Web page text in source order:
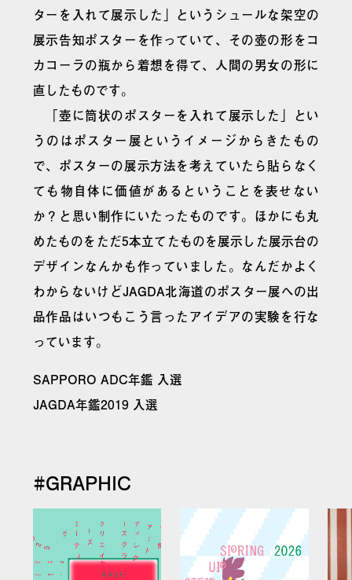
ターを入れて展示した」というシュールな架空の
展示告知ポスターを作っていて、その壺の形をコ
カコーラの瓶から着想を得て、人間の男女の形に
直したものです。
「壺に筒状のポスターを入れて展示した」とい
うのはポスター展というイメージからきたもの
で、ポスターの展示方法を考えていたら貼らなく
ても物自体に価値があるということを表せない
か？と思い制作にいたったものです。ほかにも丸
めたものをただ5本立てたものを展示した展示台の
デザインなんかも作っていました。なんだかよく
わからないけどJAGDA北海道のポスター展への出
品作品はいつもこう言ったアイデアの実験を行な
っています。
SAPPORO ADC年鑑 入選
JAGDA年鑑2019 入選
#GRAPHIC